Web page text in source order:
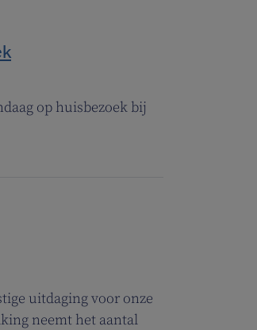
op huisbezoek bij
uitdaging voor onze
neemt het aantal